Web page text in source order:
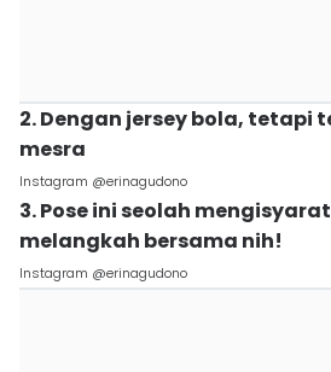
2. Dengan jersey bola, tetapi
mesra
Instagram @erinagudono
3. Pose ini seolah
melangkah bersama nih!
Instagram @erinagudono